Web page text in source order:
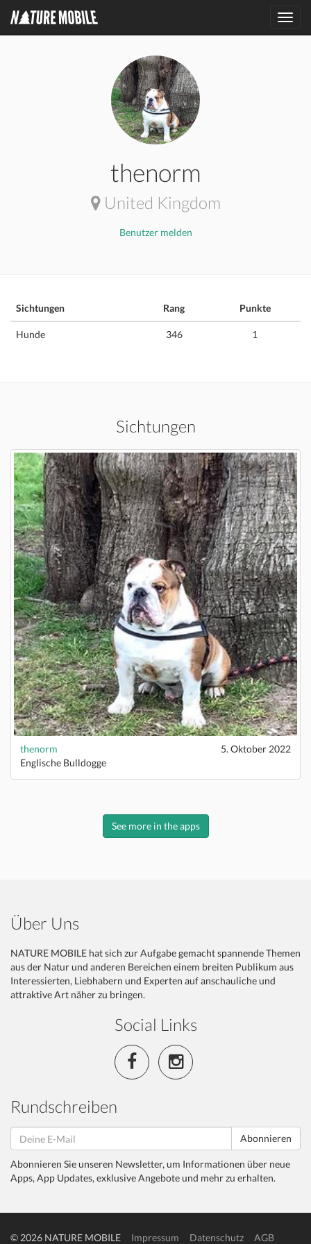
thenorm
United Kingdom
Benutzer melden
Sichtungen Rang Punkte
Hunde 346 1
Sichtungen
thenorm
5. Oktober 2022
Englische Bulldogge
See more in the apps
Über Uns
NATURE MOBILE hat sich zur Aufgabe gemacht spannende Themen
aus der Natur und anderen Bereichen einem breiten Publikum aus
Interessierten, Liebhabern und Experten auf anschauliche und
attraktive Art näher zu bringen.
Social Links
Rundschreiben
Abonnieren
Abonnieren Sie unseren Newsletter, um Informationen über neue
Apps, App Updates, exklusive Angebote und mehr zu erhalten.
© 2026 NATURE MOBILE Impressum Datenschutz AGB